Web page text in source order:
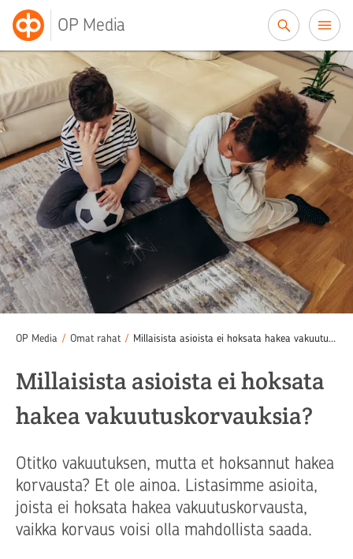
OP Media
OP Media / Omat rahat / Millaisista asioista ei hoksata hakea vakuutuskorvauksia?
Millaisista asioista ei hoksata
hakea vakuutuskorvauksia?
Otitko vakuutuksen, mutta et hoksannut hakea
korvausta? Et ole ainoa. Listasimme asioita,
joista ei hoksata hakea vakuutuskorvausta,
vaikka korvaus voisi olla mahdollista saada.